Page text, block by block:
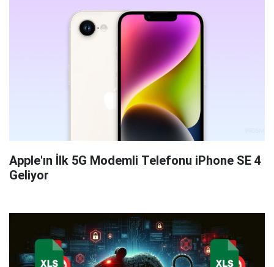
Apple'ın İlk 5G Modemli Telefonu iPhone SE 4
Geliyor